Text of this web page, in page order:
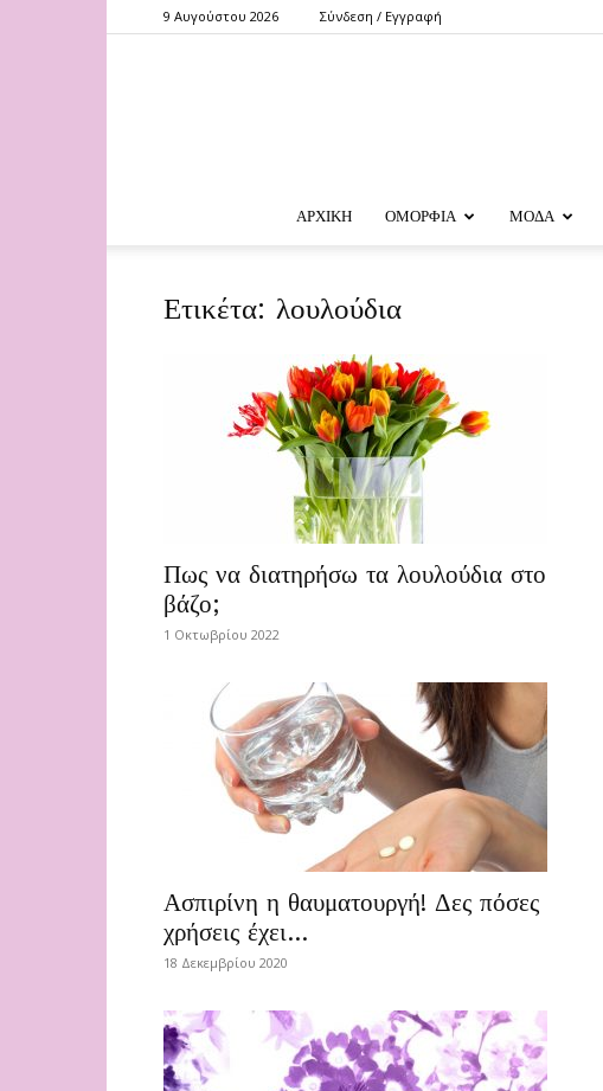
9 Αυγούστου 2026 Σύνδεση / Εγγραφή
ΑΡΧΙΚΗ ΟΜΟΡΦΙΑ ΜΟΔΑ
Ετικέτα: λουλούδια
Πως να διατηρήσω τα λουλούδια στο
βάζο;
1 Οκτωβρίου 2022
Ασπιρίνη η θαυματουργή! Δες πόσες
χρήσεις έχει…
18 Δεκεμβρίου 2020